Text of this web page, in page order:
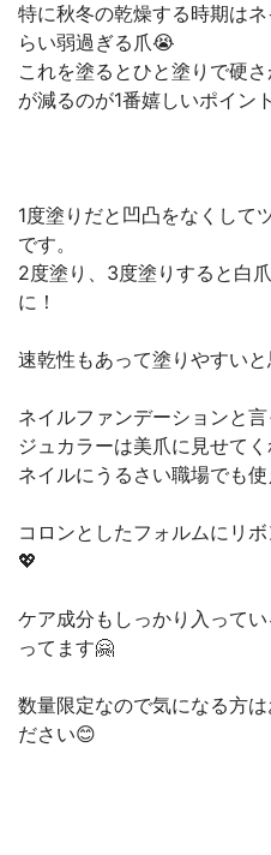
特に秋冬の乾燥する時期は
らい弱過ぎる爪😭
これを塗るとひと塗りで硬
が減るのが1番嬉しいポイン
1度塗りだと凹凸をなくして
です。
2度塗り、3度塗りすると白
に！
速乾性もあって塗りやすいと
ネイルファンデーションと
ジュカラーは美爪に見せてく
ネイルにうるさい職場でも使
コロンとしたフォルムにリ
💖
ケア成分もしっかり入って
ってます🤗
数量限定なので気になる方
ださい😊